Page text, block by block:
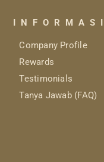
INFORMASI
Company Profile
Rewards
Testimonials
Tanya Jawab (FAQ)